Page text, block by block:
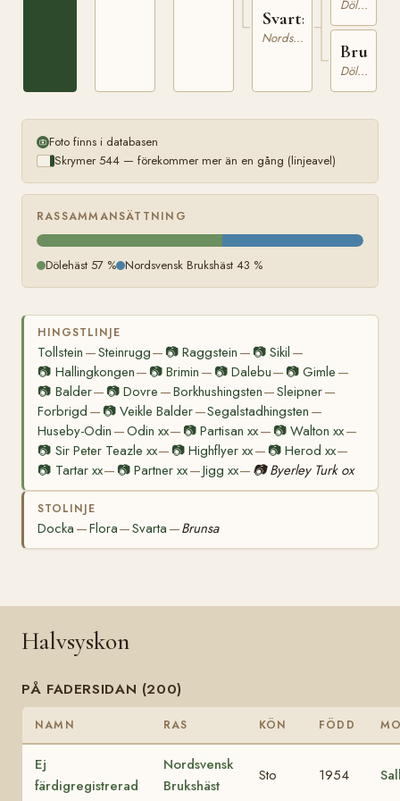
Svarta
Nordsvensk Brukshäst
Dölehäst
Brunsa
Dölehäst
Foto finns i databasen
Skrymer 544 — förekommer mer än en gång (linjeavel)
RASSAMMANSÄTTNING
Dölehäst 57 % Nordsvensk Brukshäst 43 %
HINGSTLINJE
Tollstein —Steinrugg— 📷Raggstein — 📷Sikil —
📷 Hallingkongen— 📷Brimin — 📷 Dalebu— 📷 Gimle —
📷 Balder— 📷Dovre —Borkhushingsten—Sleipner—
Forbrigd — 📷Veikle Balder—Segalstadhingsten —
Huseby-Odin —Odin xx— 📷Partisan xx— 📷Walton xx—
📷 Sir Peter Teazle xx— 📷Highflyer xx— 📷 Herod xx—
📷 Tartar xx— 📷Partner xx—Jigg xx— 📷 Byerley Turk ox
STOLINJE
Docka —Flora—Svarta —Brunsa
Halvsyskon
PÅ FADERSIDAN (200)
NAMN RAS KÖN FÖDD
Ej
färdigregistrerad
Nordsvensk
Brukshäst
Sto 1954